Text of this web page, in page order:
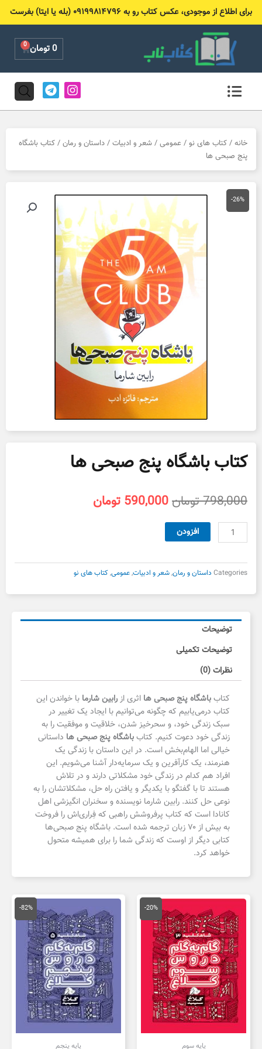
برای اطلاع از موجودی، عکس کتاب رو به ۰۹۱۹۹۸۱۴۷۹۶ (بله یا ایتا) بفرست
0تومان 0
Cart
I
n
s
g
a
T
e
l
r
m
خانه / کتاب های نو / عمومی / شعر و ادبیات / داستان و رمان / کتاب باشگاه
پنج صبحی ها
-26%
کتاب باشگاه پنج صبحی ها
798,000تومانقیمت
بود.
590,000 تومان
کتاب
باشگاه
صبحی
عدد
افزودن
Categories داستان و رمان,شعر و ادبیات,عمومی,کتاب های نو
توضیحات
توضیحات تکمیلی
نظرات (0)
کتابباشگاه پنج صبحی ها اثری ازرابین شارما با خواندن این
کتاب درمی‌یابیم که چگونه می‌توانیم با ایجاد یک تغییر در
سبک زندگی خود، و سحرخیز شدن، خلاقیت و موفقیت را به
زندگی خود دعوت کنیم. کتابباشگاه پنج صبحی‌ ها داستانی
خیالی اما الهام‌بخش است. در این داستان با زندگی یک
هنرمند، یک کارآفرین و یک سرمایه‌دار آشنا می‌شویم. این
افراد هم کدام در زندگی خود مشکلاتی دارند و در تلاش
هستند تا با گفتگو با یکدیگر و یافتن راه حل، مشکلاتشان را به
نوعی حل کنند. رابین شارما نویسنده و سخنران انگیزشی اهل
کانادا است که کتاب پرفروشش راهبی که فِراری‌اش را فروخت
به بیش از ۷۰ زبان ترجمه شده ‌است. باشگاه پنج‌ صبحی‌ها
کتابی دیگر از اوست که زندگی شما را برای همیشه متحول
خواهد کرد.
-20%
پایه سوم
قیمت
اصلی
59,000 تومان
بود.
قیمت
فعلی
است.
-82%
پایه پنجم
قیمت
اصلی
590,000 تومان
بود.
قیمت
فعلی